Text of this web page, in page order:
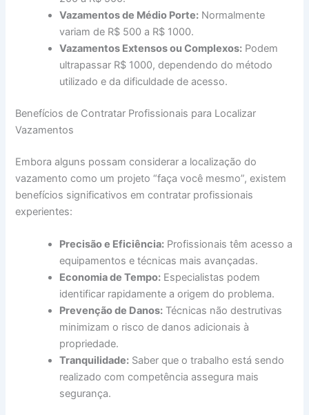
Vazamentos de Médio Porte: Normalmente
variam de R$ 500 a R$ 1000.
Vazamentos Extensos ou Complexos: Podem
ultrapassar R$ 1000, dependendo do método
utilizado e da dificuldade de acesso.
Benefícios de Contratar Profissionais para Localizar
Vazamentos
Embora alguns possam considerar a localização do
vazamento como um projeto “faça você mesmo”, existem
benefícios significativos em contratar profissionais
experientes:
Precisão e Eficiência: Profissionais têm acesso a
equipamentos e técnicas mais avançadas.
Economia de Tempo: Especialistas podem
identificar rapidamente a origem do problema.
Prevenção de Danos: Técnicas não destrutivas
minimizam o risco de danos adicionais à
propriedade.
Tranquilidade: Saber que o trabalho está sendo
realizado com competência assegura mais
segurança.